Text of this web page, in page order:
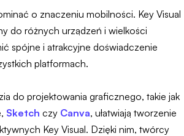
o znaczeniu mobilności. Key Visual
do różnych urządzeń i wielkości
spójne i atrakcyjne doświadczenie
platformach.
do projektowania graficznego, takie jak
Sketch czy Canva, ułatwiają tworzenie
Key Visual. Dzięki nim, twórcy